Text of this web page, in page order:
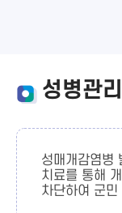
성병관리
성매개감염병
치료를 통해
차단하여 군